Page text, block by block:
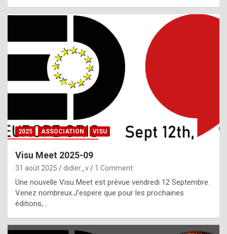
i
l
,
g
h
t
f
2025 ASSOCIATION VISU
Visu Meet 2025-09
31 août 2025 didier_v 1 Comment
Une nouvelle Visu Meet est prévue vendredi 12 Septembre.
Venez nombreux.J’espere que pour les prochaines
éditions,…